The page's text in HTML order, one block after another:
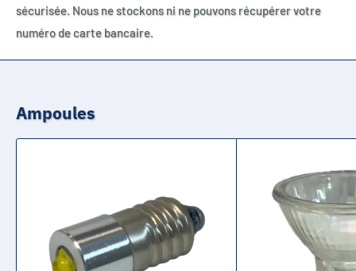
sécurisée. Nous ne stockons ni ne pouvons récupérer votre
numéro de carte bancaire.
Ampoules